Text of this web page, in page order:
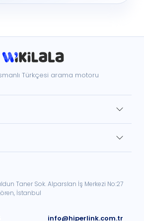
Türkçesi arama motoru
Taner Sok. Alparslan İş Merkezi No:27
İstanbul
info@hiperlink.com.tr